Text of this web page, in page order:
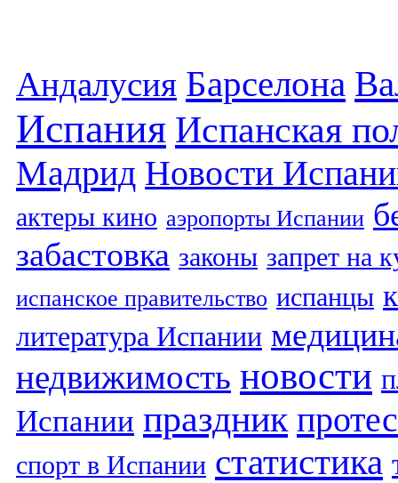
Андалусия Барселона
Испания Испанская
Мадрид Новости
актеры кино аэропорты Испании
забастовка законы запрет на
испанское правительство испанцы
литература Испании
недвижимость новости
Испании праздник
спорт в Испании статистика